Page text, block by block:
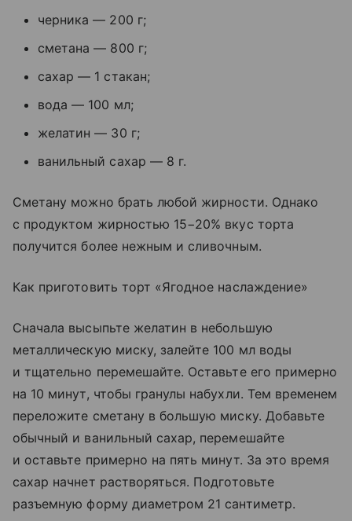
черника — 200 г;
сметана — 800 г;
сахар — 1 стакан;
вода — 100 мл;
желатин — 30 г;
ванильный сахар — 8 г.
Сметану можно брать любой жирности. Однако
с продуктом жирностью 15−20% вкус торта
получится более нежным и сливочным.
Как приготовить торт «Ягодное наслаждение»
Сначала высыпьте желатин в небольшую
металлическую миску, залейте 100 мл воды
и тщательно перемешайте. Оставьте его примерно
на 10 минут, чтобы гранулы набухли. Тем временем
переложите сметану в большую миску. Добавьте
обычный и ванильный сахар, перемешайте
и оставьте примерно на пять минут. За это время
сахар начнет растворяться. Подготовьте
разъемную форму диаметром 21 сантиметр.